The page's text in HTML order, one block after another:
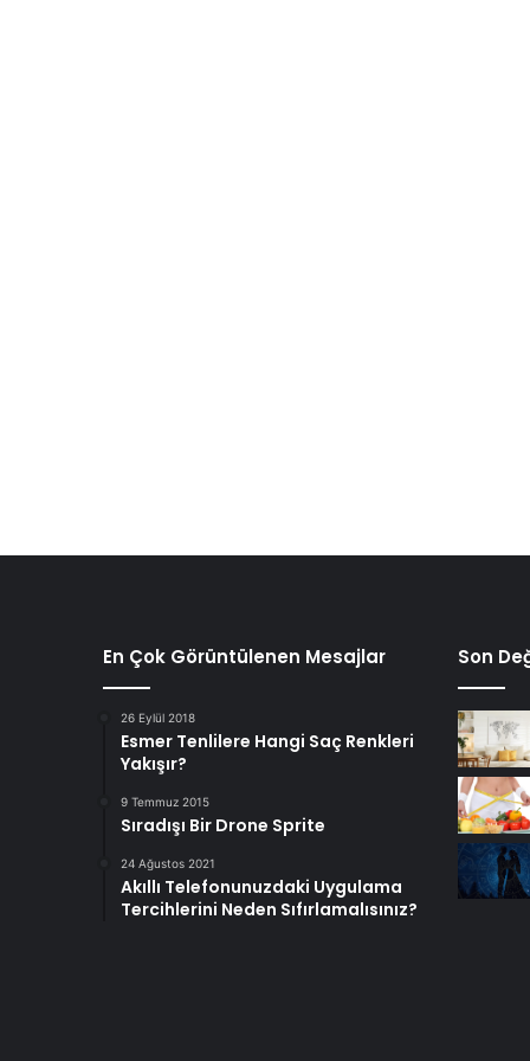
En Çok Görüntülenen Mesajlar
26 Eylül 2018
Esmer Tenlilere Hangi Saç Renkleri
Yakışır?
9 Temmuz 2015
Sıradışı Bir Drone Sprite
24 Ağustos 2021
Akıllı Telefonunuzdaki Uygulama
Tercihlerini Neden Sıfırlamalısınız?
Son